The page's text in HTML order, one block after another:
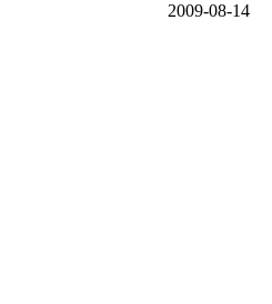
2009-08-14